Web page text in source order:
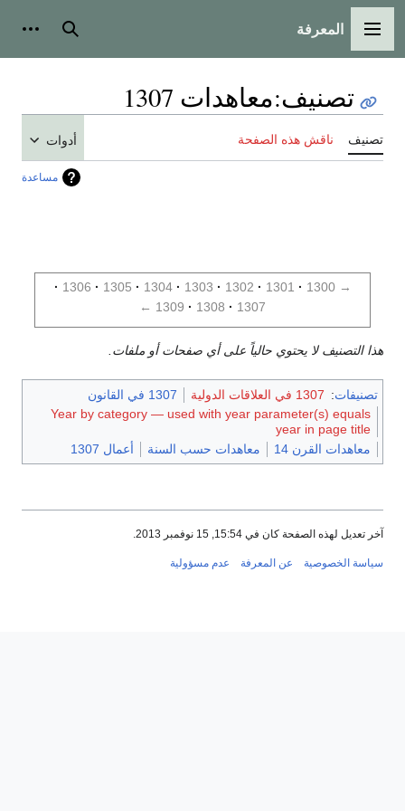
القائمة الرئيسية
المعرفة بحث
تصنيف:معاهدات 1307
تصنيف ناقش هذه الصفحة أدوات
مساعدة
→
1300
1301
1302
1303
1304
1305
1306
1307
1308
1309
←
هذا التصنيف لا يحتوي حالياً على أي صفحات أو ملفات.
تصنيفات: 1307 في العلاقات الدولية
1307 في القانون
Year by category — used with year parameter(s) equals
year in page title
معاهدات القرن 14
معاهدات حسب السنة أعمال 1307
آخر تعديل لهذه الصفحة كان في 15:54, 15 نوفمبر 2013.
سياسة الخصوصية عن المعرفة عدم مسؤولية